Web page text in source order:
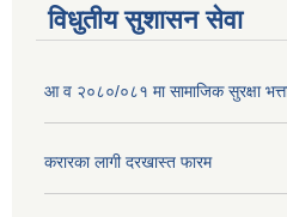
विधुतीय सुशासन सेवा
आ व २०८०/०८१ मा सामाजिक सुरक्षा
करारका लागी दरखास्त फारम